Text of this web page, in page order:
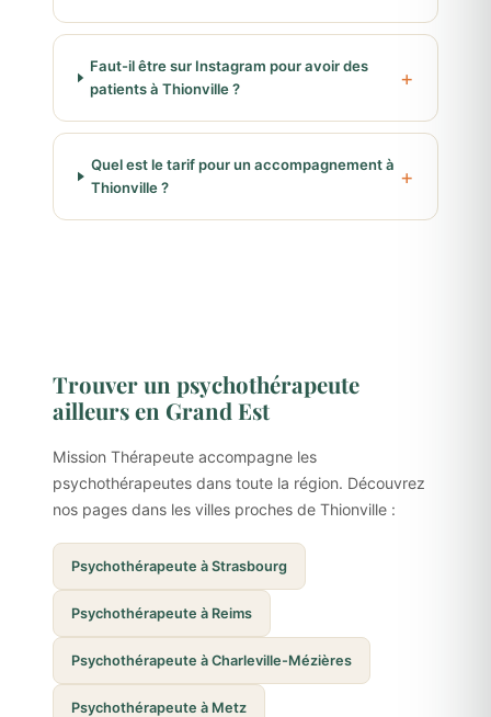
Faut-il être sur Instagram pour avoir des
patients à Thionville ?
Quel est le tarif pour un accompagnement à
Thionville ?
Trouver un psychothérapeute
ailleurs en Grand Est
Mission Thérapeute accompagne les
psychothérapeutes dans toute la région. Découvrez
nos pages dans les villes proches de Thionville :
Psychothérapeute à Strasbourg
Psychothérapeute à Reims
Psychothérapeute à Charleville-Mézières
Psychothérapeute à Metz